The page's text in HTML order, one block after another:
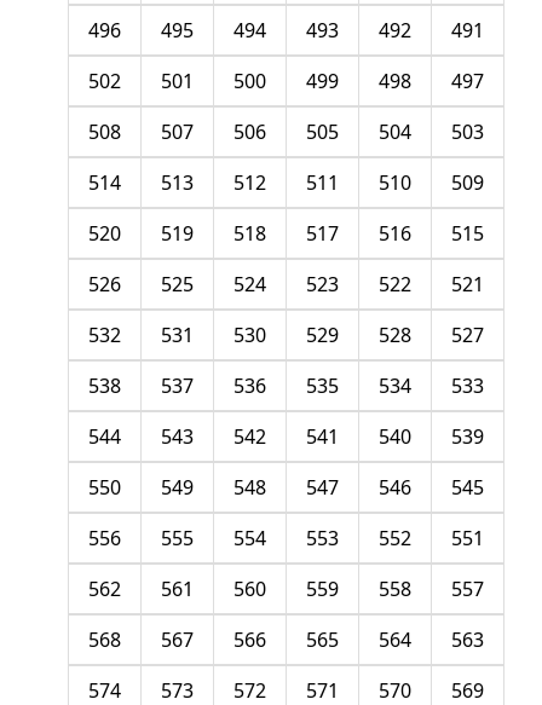
491
492
493
494
495
496
497
498
499
500
501
502
503
504
505
506
507
508
509
510
511
512
513
514
515
516
517
518
519
520
521
522
523
524
525
526
527
528
529
530
531
532
533
534
535
536
537
538
539
540
541
542
543
544
545
546
547
548
549
550
551
552
553
554
555
556
557
558
559
560
561
562
563
564
565
566
567
568
569
570
571
572
573
574